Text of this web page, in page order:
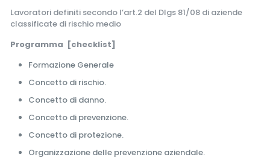
Lavoratori definiti secondo l’art.2 del Dlgs 81/08 di aziende
classificate di rischio medio
Programma [checklist]
Formazione Generale
Concetto di rischio.
Concetto di danno.
Concetto di prevenzione.
Concetto di protezione.
Organizzazione delle prevenzione aziendale.